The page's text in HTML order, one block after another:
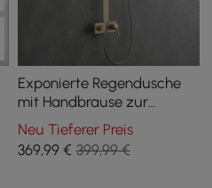
Exponierte Regendusche
mit Handbrause zur
Wandmontage gebürstetes
Gold
Neu Tieferer Preis
369,99€ 399,99 €